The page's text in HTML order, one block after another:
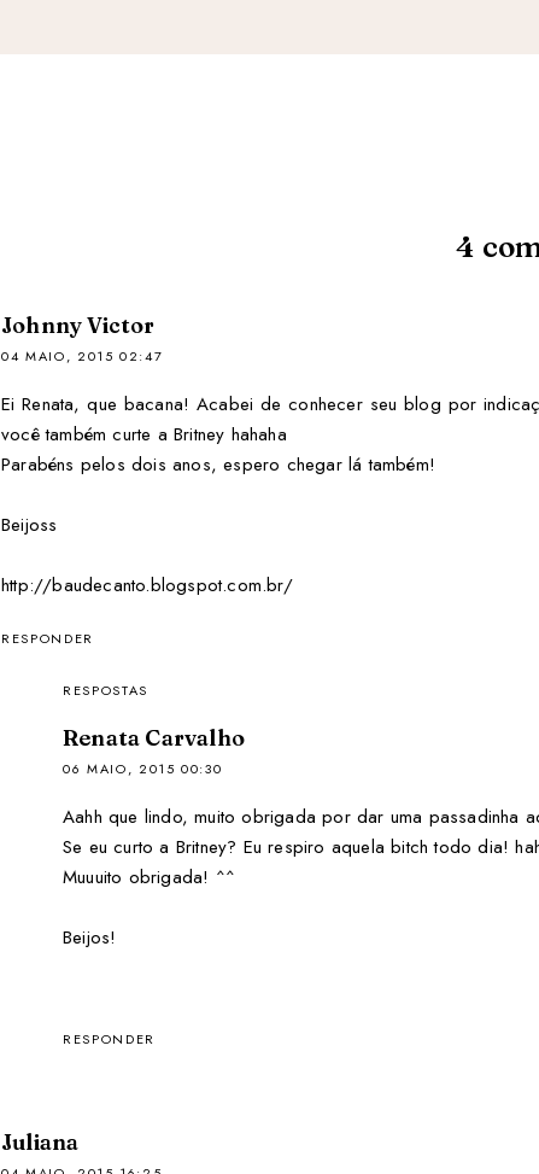
4
Johnny Victor
04 MAIO, 2015 02:47
Ei Renata, que bacana! Acabei de conhecer seu blog por
você também curte a Britney hahaha
Parabéns pelos dois anos, espero chegar lá também!
Beijoss
http://baudecanto.blogspot.com.br/
RESPONDER
RESPOSTAS
Renata Carvalho
06 MAIO, 2015 00:30
Aahh que lindo, muito obrigada por dar uma passadinha
Se eu curto a Britney? Eu respiro aquela bitch todo dia!
Muuuito obrigada! ^^
Beijos!
RESPONDER
Juliana